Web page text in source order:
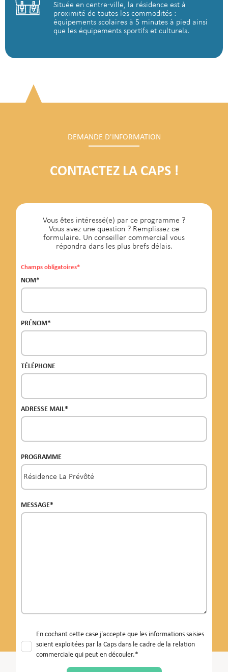
Située en centre-ville, la résidence est à
proximité de toutes les commodités :
équipements scolaires à 5 minutes à pied ainsi
que les équipements sportifs et culturels.
DEMANDE D'INFORMATION
CONTACTEZ LA CAPS !
Vous êtes intéressé(e) par ce programme ?
Vous avez une question ? Remplissez ce
formulaire. Un conseiller commercial vous
répondra dans les plus brefs délais.
Champs obligatoires*
NOM*
PRÉNOM*
TÉLÉPHONE
ADRESSE MAIL*
PROGRAMME
MESSAGE*
En cochant cette case j'accepte que les informations saisies
soient exploitées par la Caps dans le cadre de la relation
commerciale qui peut en découler.*